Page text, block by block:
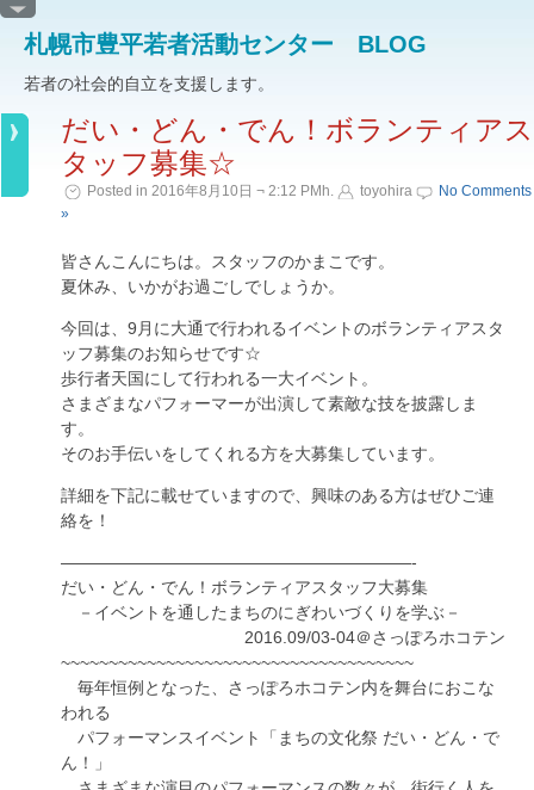
札幌市豊平若者活動センター BLOG
若者の社会的自立を支援します。
だい・どん・でん！ボランティアス
タッフ募集☆
Posted in 2016年8月10日 ¬ 2:12 PMh. toyohira
No Comments
»
皆さんこんにちは。スタッフのかまこです。
夏休み、いかがお過ごしでしょうか。
今回は、9月に大通で行われるイベントのボランティアスタ
ッフ募集のお知らせです☆
歩行者天国にして行われる一大イベント。
さまざまなパフォーマーが出演して素敵な技を披露しま
す。
そのお手伝いをしてくれる方を大募集しています。
詳細を下記に載せていますので、興味のある方はぜひご連
絡を！
—————————————————————-
だい・どん・でん！ボランティアスタッフ大募集
－イベントを通したまちのにぎわいづくりを学ぶ－
2016.09/03-04＠さっぽろホコテン
~~~~~~~~~~~~~~~~~~~~~~~~~~~~~~~~~~~~~
毎年恒例となった、さっぽろホコテン内を舞台におこな
われる
パフォーマンスイベント「まちの文化祭 だい・どん・で
ん！」